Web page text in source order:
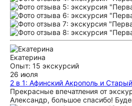
Екатерина
Опыт: 15 экскурсий
26 июля
2 в 1: Афинский Акрополь и
Прекрасные впечатления от
Александр, большое спасибо!